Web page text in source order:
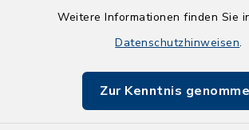
Weitere Informationen finden Sie
Datenschutzhinweisen.
Zur Kenntnis
Barrierefreiheit
Impressum